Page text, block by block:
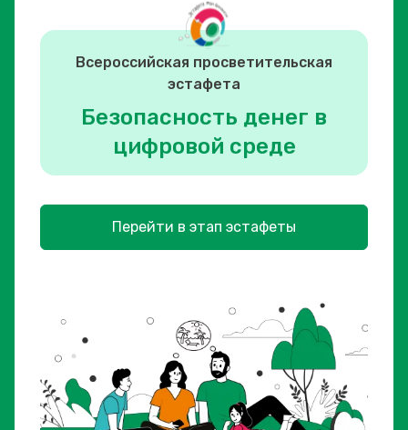
Всероссийская просветительская
эстафета
Безопасность денег в
цифровой среде
Перейти в этап эстафеты